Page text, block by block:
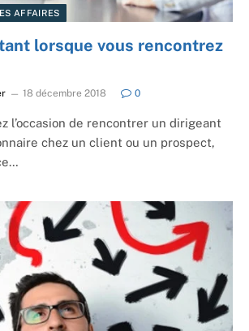
AFFAIRES
lorsque vous rencontrez
18 décembre 2018 0
l’occasion de rencontrer un dirigeant
chez un client ou un prospect,